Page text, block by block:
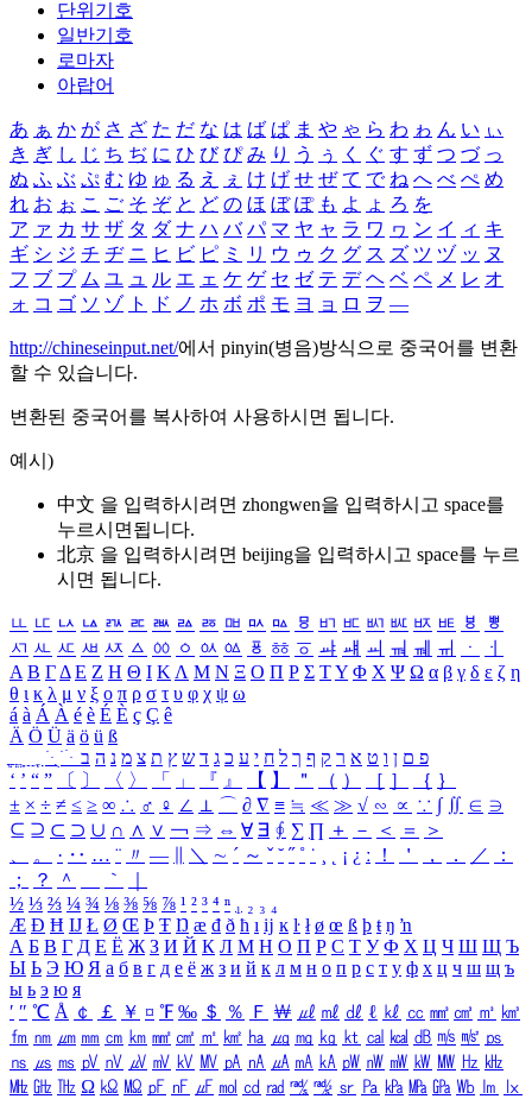
단위기호
일반기호
로마자
아랍어
あ ぁ か が さ ざ た だ な は ば ぱ ま や ゃ ら わ ゎ ん い ぃ
き ぎ し じ ち ぢ に ひ び ぴ み り う ぅ く ぐ す ず つ づ っ
ぬ ふ ぶ ぷ む ゆ ゅ る え ぇ け げ せ ぜ て で ね へ べ ぺ め
れ お ぉ こ ご そ ぞ と ど の ほ ぼ ぽ も よ ょ ろ を
ア ァ カ サ ザ タ ダ ナ ハ バ パ マ ヤ ャ ラ ワ ヮ ン イ ィ キ
ギ シ ジ チ ヂ ニ ヒ ビ ピ ミ リ ウ ゥ ク グ ス ズ ツ ヅ ッ ヌ
フ ブ プ ム ユ ュ ル エ ェ ケ ゲ セ ゼ テ デ ヘ ベ ペ メ レ オ
ォ コ ゴ ソ ゾ ト ド ノ ホ ボ ポ モ ヨ ョ ロ ヲ ―
http://chineseinput.net/에서 pinyin(병음)방식으로 중국어를 변환
할 수 있습니다.
변환된 중국어를 복사하여 사용하시면 됩니다.
예시)
中文 을 입력하시려면 zhongwen을 입력하시고 space를
누르시면됩니다.
北京 을 입력하시려면 beijing을 입력하시고 space를 누르
시면 됩니다.
ㅥ ㅦ ㅧ ㅨ ㅩ ㅪ ㅫ ㅬ ㅭ ㅮ ㅯ ㅰ ㅱ ㅲ ㅳ ㅴ ㅵ ㅶ ㅷ ㅸ
ㅹ
ㅺ ㅻ ㅼ ㅽ ㅾ ㅿ ㆀ ㆁ ㆂ ㆃ ㆄ ㆅ ㆆ ㆇ ㆈ ㆉ ㆊ ㆋ ㆌ ㆍ
ㆎ
Α Β ΓΔ Ε Ζ Η Θ Ι ΚΛ Μ Ν Ξ Ο Π Ρ Σ ΤΥ Φ Χ Ψ Ω α β γ δ ε ζ η
θ ι κ λ μ ν ξ ο π ρ σ τ υ φ χ ψ ω
á à Á À é è É È ç Ç ê
Ä Ö Ü ä ö ü ß
ִֶֹ ֻּ ׁׂ פ ם ן ו ט א ר ק ף ך ל ח י ע כ ג ד ש ץ ת צ מ נ ה ב
‘ ’ “ ” 〔 〕 〈 〉 「 」 『 』 【 】 ＂ （ ） ［ ］ ｛ ｝
± × ÷ ≠ ≤ ≥ ∞ ∴ ♂ ♀ ∠ ⊥ ⌒ ∂ ∇ ≡ ≒ ≪ ≫ √ ∽ ∝ ∵ ∫ ∬ ∈ ∋
⊆ ⊇ ⊂ ⊃ ∪ ∩ ∧ ∨ ￢ ⇒ ⇔ ∀ ∃ ∮ ∑ ∏ ＋ － ＜ ＝
＞
、
。 · ‥ … ¨ 〃 ― ＼ ∼ ´ ～ ˇ ˘ ˝ ˚ ˙ ¸ ¡ ¿ ː ！ ＇ ， ． ／
：
；
？ ＾ ｀
½ ⅓ ⅔ ¼ ¾ ⅛ ⅜ ⅝ ⅞ ¹ ² ³ ⁴ ⁿ ₁ ₂ ₃ ₄
Æ Ð Ħ Ĳ Ł Ø Œ Þ Ŧ Ŋ æ đ ð ħ ı ĳ ĸ ŀ ł ø œ ß þ ŧ ŋ ŉ
А Б В Г Д Е Ё Ж З И Й К Л М Н О П Р С Т У Ф Х Ц Ч Ш Щ Ъ
Ы Ь Э Ю Я а б в г д е ё ж з и й к л м н о п р с т у ф х ц ч ш щ ъ
ы ь э ю я
′ ″ ℃ Å ￠ ￡ ￥ ¤ ℉ ‰ ＄ ％ Ｆ ￦ ㎕ ㎖ ㎗ ℓ ㎘ ㏄ ㎣ ㎤ ㎥ ㎦
㎙ ㎚ ㎛ ㎜ ㎝ ㎞ ㎟ ㎠ ㎡ ㎢ ㏊ ㎍ ㎎ ㎏ ㏏ ㎈ ㎉ ㏈ ㎧ ㎨ ㎰
㎱ ㎲ ㎳ ㎴ ㎵ ㎶ ㎷ ㎸ ㎹ ㎀ ㎁ ㎂ ㎃ ㎄ ㎺ ㎻ ㎽ ㎾ ㎿ ㎐ ㎑
㎒ ㎓ ㎔ Ω ㏀ ㏁ ㎊ ㎋ ㎌ ㏖ ㏅ ㎭ ㎮ ㎯ ㏛ ㎩ ㎪ ㎫ ㎬ ㏝ ㏐
㏓